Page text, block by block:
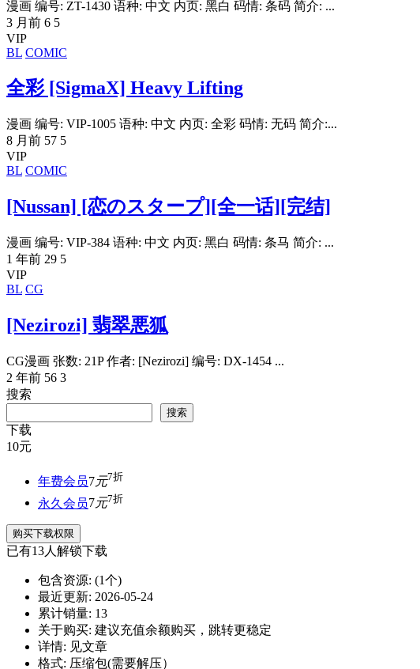
漫画 编号: ZT-1430 语种: 中文 内页: 黑白 码情: 条码 简介: ...
3 月前 6 5
VIP
BL COMIC
全彩 [SigmaX] Heavy Lifting
漫画 编号: VIP-1005 语种: 中文 内页: 全彩 码情: 无码 简介:...
8 月前 57 5
VIP
BL COMIC
[Nussan] [恋のスタープ][全一话][完结]
漫画 编号: VIP-384 语种: 中文 内页: 黑白 码情: 条马 简介: ...
1 年前 29 5
VIP
BL CG
[Nezirozi] 翡翠悪狐
CG漫画 张数: 21P 作者: [Nezirozi] 编号: DX-1454 ...
2 年前 56 3
搜索
搜索
下载
10元
年费会员7元7折
永久会员7元7折
购买下载权限
已有13人解锁下载
包含资源: (1个)
最近更新: 2026-05-24
累计销量: 13
关于购买: 建议充值余额购买，跳转更稳定
详情: 见文章
格式: 压缩包(需要解压）